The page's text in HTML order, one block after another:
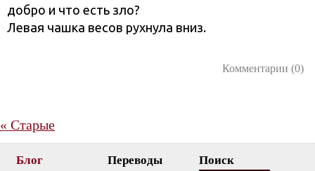
добро и что есть зло?
Левая чашка весов рухнула вниз.
Комментарии (0)
« Старые
Блог Переводы Поиск